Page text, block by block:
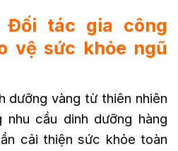
Đối tác gia công
vệ sức khỏe ngũ
dưỡng vàng từ thiên nhiên
cầu dinh dưỡng hàng
cải thiện sức khỏe toàn